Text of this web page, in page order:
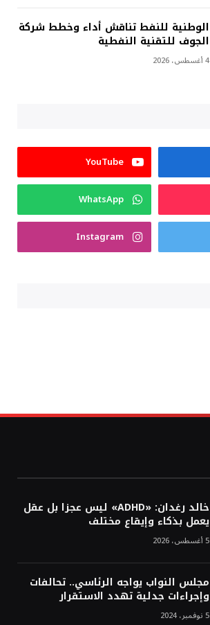
الوطنية للنفط تناقش أداء وخطط شركة
الجوف للتقنية النفطية
4 أغسطس، 2026
YouTube
WhatsApp
Instagram
خالد رغدان: «ADHD» ليس عجزا بل عقل
يعمل بذكاء وإيقاع مختلف
5 أغسطس، 2026
مجلس النواب يواجه الرئاسي.. تحالفات
وإجراءات جدلية تهدد الاستقرار
5 نوفمبر، 2024